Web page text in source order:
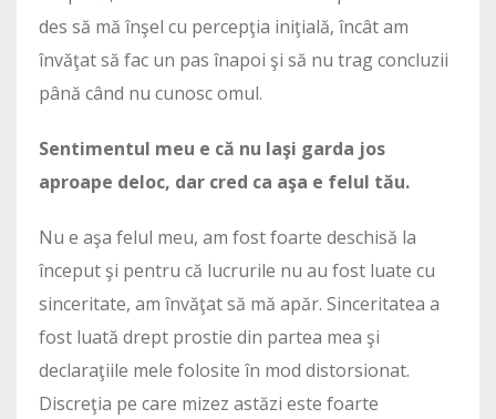
des să mă înşel cu percepţia iniţială, încât am
învăţat să fac un pas înapoi şi să nu trag concluzii
până când nu cunosc omul.
Sentimentul meu e că nu laşi garda jos
aproape deloc, dar cred ca aşa e felul tău.
Nu e aşa felul meu, am fost foarte deschisă la
început şi pentru că lucrurile nu au fost luate cu
sinceritate, am învăţat să mă apăr. Sinceritatea a
fost luată drept prostie din partea mea şi
declaraţiile mele folosite în mod distorsionat.
Discreţia pe care mizez astăzi este foarte